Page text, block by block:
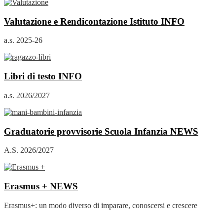
Valutazione e Rendicontazione Istituto INFO
a.s. 2025-26
Libri di testo INFO
a.s. 2026/2027
Graduatorie provvisorie Scuola Infanzia NEWS
A.S. 2026/2027
Erasmus + NEWS
Erasmus+: un modo diverso di imparare, conoscersi e crescere